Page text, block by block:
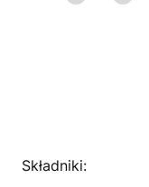
Składniki: